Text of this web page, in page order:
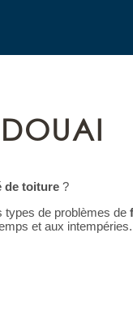
DOUAI
de toiture ?
types de problèmes de
et aux intempéries.